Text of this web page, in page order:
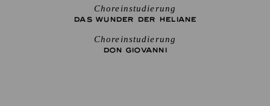
Choreinstudierung
DAS WUNDER DER HELIANE
Choreinstudierung
DON GIO­VANNI